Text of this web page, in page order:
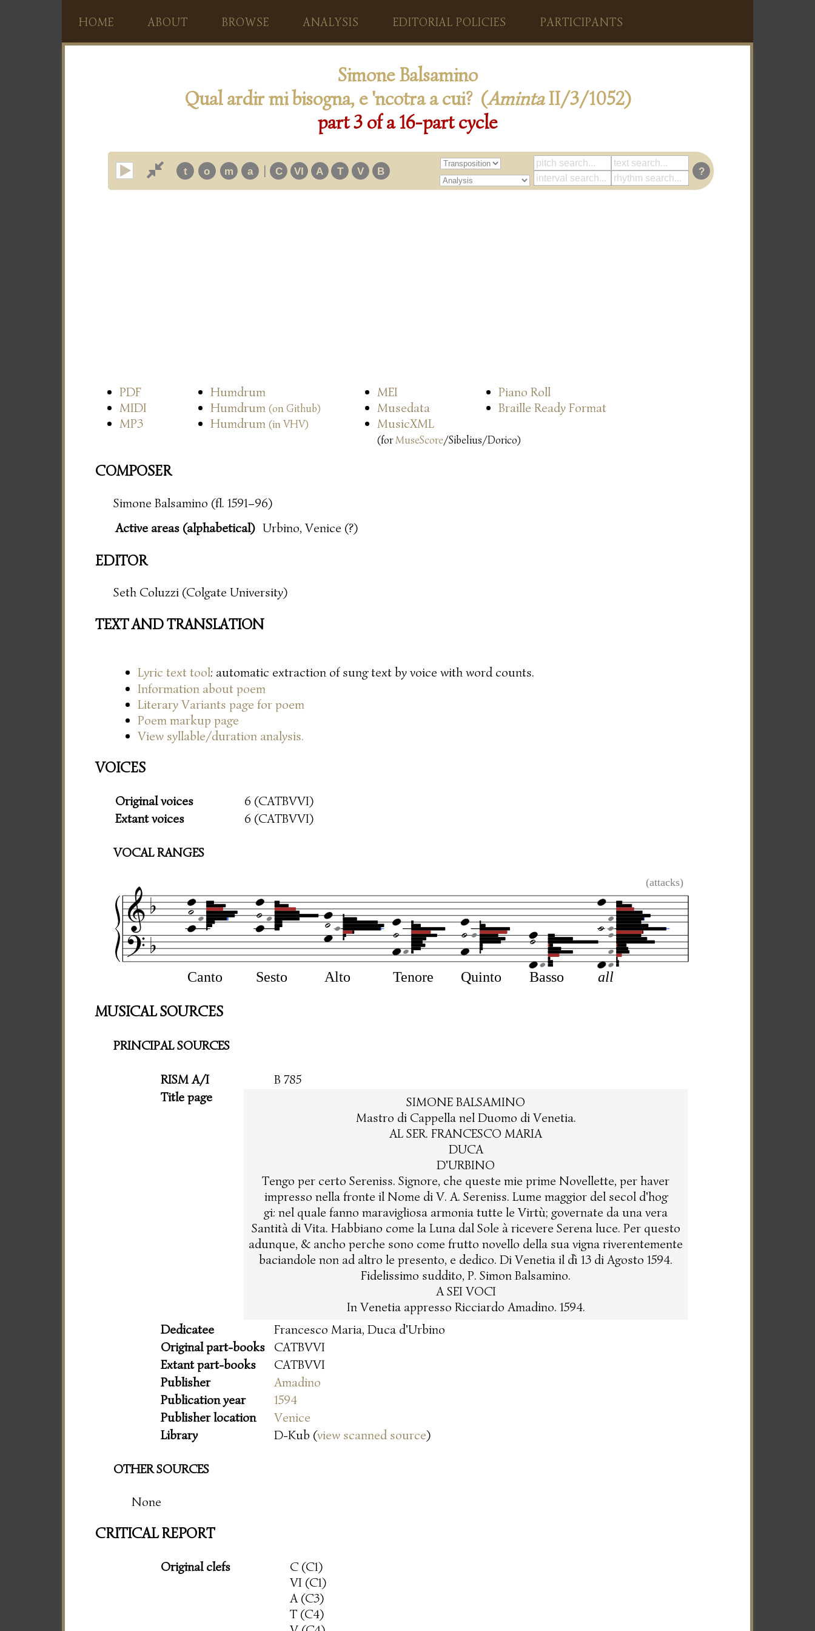
HOME ABOUT BROWSE ANALYSIS EDITORIAL POLICIES PARTICIPANTS
Simone Balsamino
Qual ardir mi bisogna, e 'ncotra a cui? (AmintaII/3/1052)
part 3 of a 16-part cycle
t o m a | C VI A T V B ?
PDF Humdrum MEI
Piano Roll
MIDI
Humdrum (on Github) Musedata
Braille Ready Format
MP3
Humdrum (in VHV) MusicXML
(forMuseScore/Sibelius/Dorico)
COMPOSER
Simone Balsamino (fl. 1591–96)
Active areas (alphabetical) Urbino, Venice (?)
EDITOR
Seth Coluzzi (Colgate University)
TEXT AND TRANSLATION
Lyric text tool: automatic extraction of sung text by voice with word counts.
Information about poem
Literary Variants page for poem
Poem markup page
View syllable/duration analysis.
VOICES
Original voices
6 (CATBVVI)
Extant voices
6 (CATBVVI)
VOCAL RANGES
(attacks)
Canto Sesto Alto Tenore Quinto Basso all
MUSICAL SOURCES
PRINCIPAL SOURCES
RISM A/I
B 785
Title page
SIMONE BALSAMINO
Mastro di Cappella nel Duomo di Venetia.
AL SER. FRANCESCO MARIA
DUCA
D'URBINO
Tengo per certo Sereniss. Signore, che queste mie prime Novellette, per haver
impresso nella fronte il Nome di V. A. Sereniss. Lume maggior del secol d'hog
gi: nel quale fanno maravigliosa armonia tutte le Virtù; governate da una vera
Santità di Vita. Habbiano come la Luna dal Sole à ricevere Serena luce. Per questo
adunque, & ancho perche sono come frutto novello della sua vigna riverentemente
baciandole non ad altro le presento, e dedico. Di Venetia il dì 13 di Agosto 1594.
Fidelissimo suddito, P. Simon Balsamino.
A SEI VOCI
In Venetia appresso Ricciardo Amadino. 1594.
Dedicatee
Francesco Maria, Duca d'Urbino
Original part-books
CATBVVI
Extant part-books
CATBVVI
Publisher
Amadino
Publication year
1594
Publisher location
Venice
Library
D-Kub (view scanned source)
OTHER SOURCES
None
CRITICAL REPORT
Original clefs
C (C1)
VI (C1)
A (C3)
T (C4)